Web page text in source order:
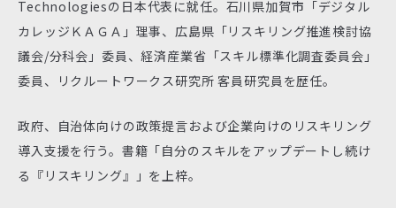
Technologiesの日本代表に就任。石川県加賀市「デジタル
カレッジＫＡＧＡ」理事、広島県「リスキリング推進検討協
議会/分科会」委員、経済産業省「スキル標準化調査委員会」
委員、リクルートワークス研究所 客員研究員を歴任。
政府、自治体向けの政策提言および企業向けのリスキリング
導入支援を行う。書籍「自分のスキルをアップデートし続け
る『リスキリング』」を上梓。